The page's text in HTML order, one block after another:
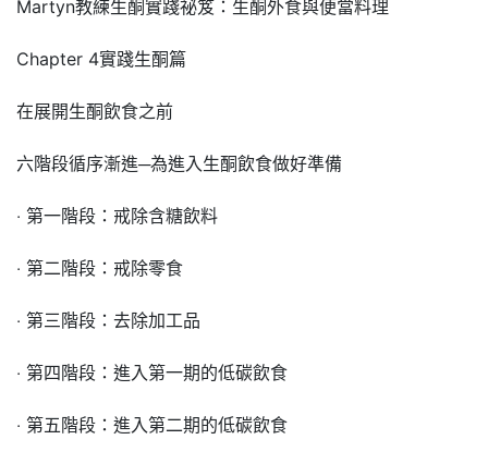
Martyn教練生酮實踐祕笈：生酮外食與便當料理
Chapter 4實踐生酮篇
在展開生酮飲食之前
六階段循序漸進─為進入生酮飲食做好準備
‧ 第一階段：戒除含糖飲料
‧ 第二階段：戒除零食
‧ 第三階段：去除加工品
‧ 第四階段：進入第一期的低碳飲食
‧ 第五階段：進入第二期的低碳飲食